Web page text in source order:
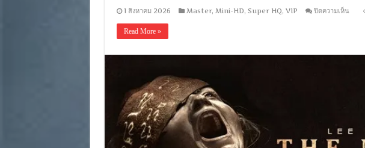
1 สิงหาคม 2026 Master, Mini-HD, Super HQ, VIP ปิดความเห็นบน
5.1
อังก
Read More »